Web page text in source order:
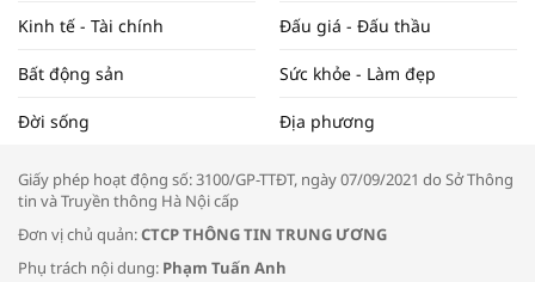
Tọa đàm “Xúc tiến thương mại: Khơi
Kinh tế - Tài chính Đấu giá - Đấu thầu
Bất động sản Sức khỏe - Làm đẹp
Đời sống Địa phương
Giấy phép hoạt động số: 3100/GP-TTĐT, ngày 07/09/2021 do Sở Thông
tin và Truyền thông Hà Nội cấp
Đơn vị chủ quản:CTCP THÔNG TIN TRUNG ƯƠNG
Phụ trách nội dung: Phạm Tuấn Anh